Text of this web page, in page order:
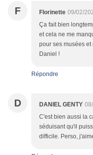
F Florinette 09/02/
Ça fait bien
et cela ne me
pour ses musées et
Daniel !
Répondre
D DANIEL GENTY
C'est bien aussi la
séduisant qu'il
difficile. Perso,